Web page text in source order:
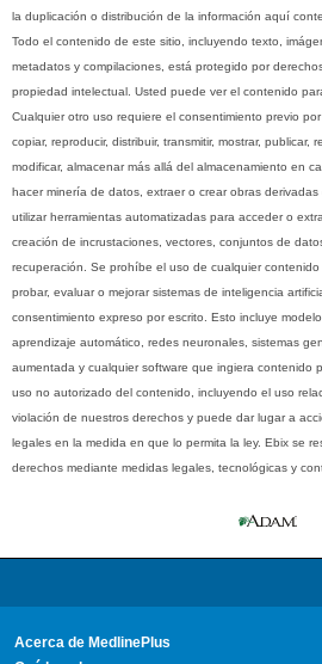
la duplicación o distribución de la información aquí
Todo el contenido de este sitio, incluyendo texto,
metadatos y compilaciones, está protegido por
propiedad intelectual. Usted puede ver el contenido
Cualquier otro uso requiere el consentimiento previo
copiar, reproducir, distribuir, transmitir, mostrar, publicar,
modificar, almacenar más allá del almacenamiento en
hacer minería de datos, extraer o crear obras
utilizar herramientas automatizadas para acceder o
creación de incrustaciones, vectores, conjuntos de
recuperación. Se prohíbe el uso de cualquier contenido
probar, evaluar o mejorar sistemas de inteligencia
consentimiento expreso por escrito. Esto incluye
aprendizaje automático, redes neuronales, sistemas
aumentada y cualquier software que ingiera contenido
uso no autorizado del contenido, incluyendo el uso
violación de nuestros derechos y puede dar lugar a
legales en la medida en que lo permita la ley. Ebix se
derechos mediante medidas legales, tecnológicas y
Acerca de MedlinePlus